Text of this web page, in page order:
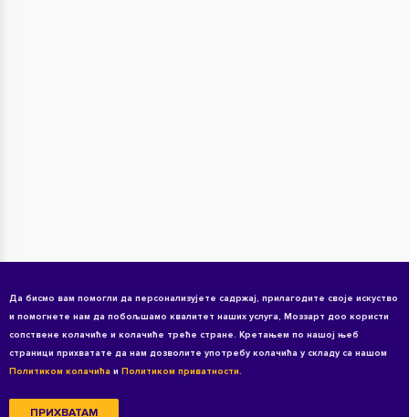
Да бисмо вам помогли да персонализујете садржај, прилагодите своје искуство
и помогнете нам да побољшамо квалитет наших услуга, Моззарт доо користи
сопствене колачиће и колачиће треће стране. Кретањем по нашој њеб
страници прихватате да нам дозволите употребу колачића у складу са нашом
Политиком колачића и Политиком приватности.
ПРИХВАТАМ